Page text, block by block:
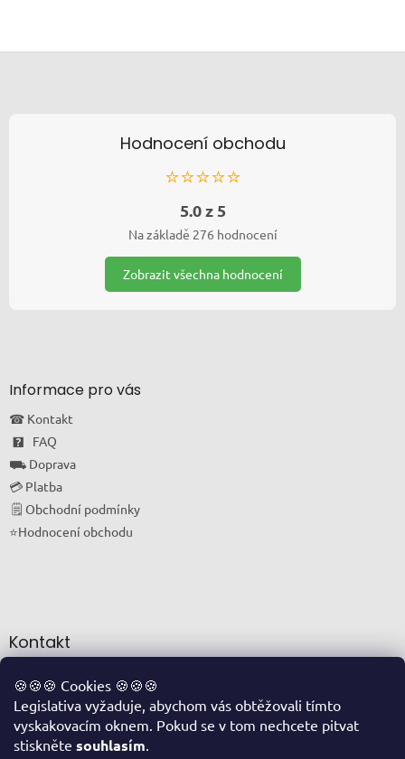
🍪🍪🍪 Cookies 🍪🍪🍪
Legislativa vyžaduje, abychom vás obtěžovali tímto
vyskakovacím oknem. Pokud se v tom nechcete pitvat
stiskněte souhlasím.
Zápatí
Hodnocení obchodu
⭐⭐⭐⭐⭐
5.0 z 5
Na základě 276 hodnocení
Zobrazit všechna hodnocení
Informace pro vás
☎ Kontakt
🯄 FAQ
⛟ Doprava
💳 Platba
🗒 Obchodní podmínky
⭐Hodnocení obchodu
Kontakt
info @ oriskovapohotovost.cz
+420 774 711 877
FACEBOOK